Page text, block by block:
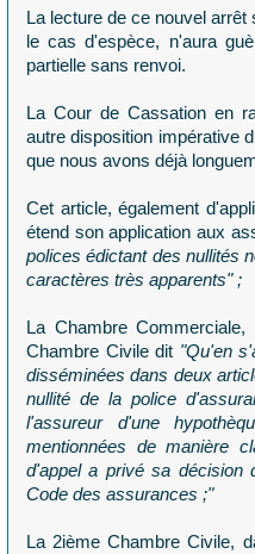
La lecture de ce nouvel
le cas d'espèce, n'aura
partielle sans renvoi.
La Cour de Cassation en
autre disposition impérative
que nous avons déjà
Cet article, également
étend son application aux
polices édictant des nullités
caractères très apparents" ;
La Chambre
Chambre Civile dit "Qu'en
disséminées dans deux
nullité de la police
l'assureur d'une
mentionnées de manière
d'appel a privé sa décision
Code des assurances ;"
La 2ième Chambre Civile,